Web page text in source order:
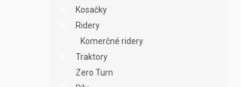
Kosačky
Ridery
Komerčné ridery
Traktory
Zero Turn